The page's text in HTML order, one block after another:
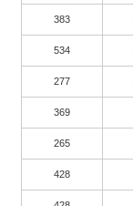
383
534
277
369
265
428